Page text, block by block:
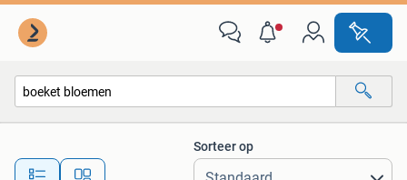
Alle afstanden…
Sorteer op